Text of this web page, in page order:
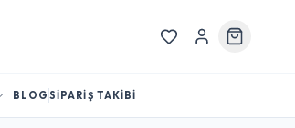
BLOG SİPARİŞ TAKİBİ